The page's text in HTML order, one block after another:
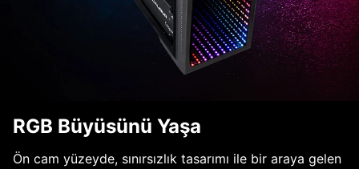
RGB Büyüsünü Yaşa
Ön cam yüzeyde, sınırsızlık tasarımı ile bir araya gelen